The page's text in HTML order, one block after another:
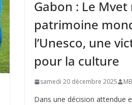
Gabon : Le
patrimoine
l’Unesco, une
pour la culture
samedi 20 décembre 2025
Dans une décision attendue